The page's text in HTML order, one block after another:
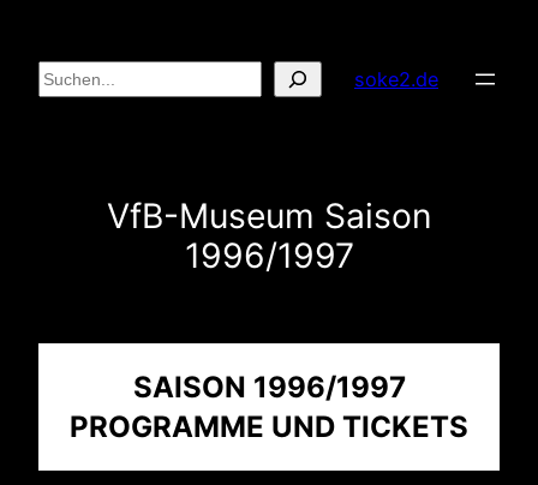
Inhalt
springen
Suchen soke2.de
VfB-Museum Saison
1996/1997
SAISON 1996/1997
PROGRAMME UND TICKETS